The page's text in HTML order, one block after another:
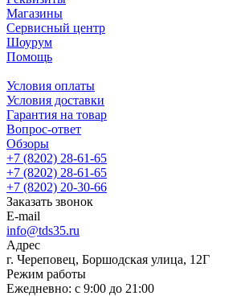
Магазины
Сервисный центр
Шоурум
Помощь
Условия оплаты
Условия доставки
Гарантия на товар
Вопрос-ответ
Обзоры
+7 (8202) 28‑61-65
+7 (8202) 28‑61-65
+7 (8202) 20‑30-66
Заказать звонок
E-mail
info@tds35.ru
Адрес
г. Череповец, Боршодская улица, 12Г
Режим работы
Ежедневно: с 9:00 до 21:00